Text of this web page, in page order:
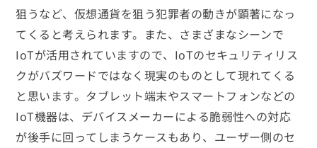
狙うなど、仮想通貨を狙う犯罪者の動きが顕著になっ
てくると考えられます。また、さまざまなシーンで
IoTが活用されていますので、IoTのセキュリティリス
クがバズワードではなく現実のものとして現れてくる
と思います。タブレット端末やスマートフォンなどの
IoT機器は、デバイスメーカーによる脆弱性への対応
が後手に回ってしまうケースもあり、ユーザー側のセ